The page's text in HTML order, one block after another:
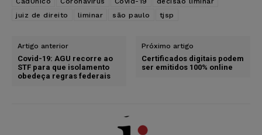
juiz de direito
liminar são paulo tjsp
Artigo anterior
Covid-19: AGU recorre ao
STF para que isolamento
obedeça regras federais
Próximo artigo
Certificados digitais podem
ser emitidos 100% online